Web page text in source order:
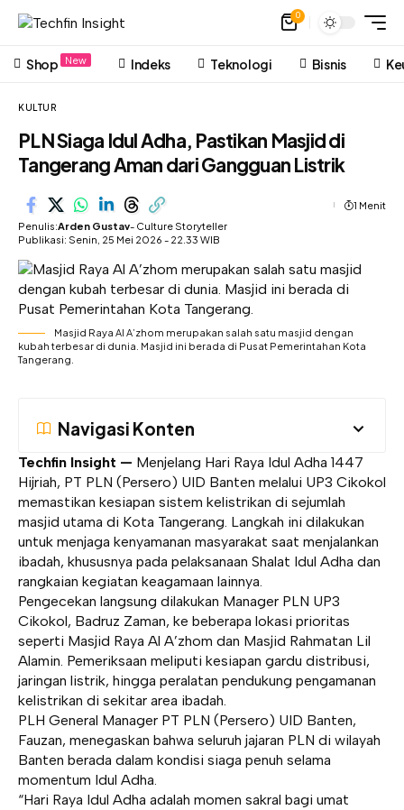
0
Shop New Indeks Teknologi Bisnis
KULTUR
PLN Siaga Idul Adha, Pastikan Masjid di
Tangerang Aman dari Gangguan Listrik
Penulis:Arden Gustav- Culture Storyteller
Publikasi: Senin, 25 Mei 2026 - 22.33 WIB
1 Menit
Masjid Raya Al A’zhom merupakan salah satu masjid dengan
kubah terbesar di dunia. Masjid ini berada di Pusat Pemerintahan Kota
Tangerang.
Navigasi Konten
Techfin Insight — Menjelang Hari Raya Idul Adha 1447
Hijriah, PT PLN (Persero) UID Banten melalui UP3 Cikokol
memastikan kesiapan sistem kelistrikan di sejumlah
masjid utama di Kota Tangerang. Langkah ini dilakukan
untuk menjaga kenyamanan masyarakat saat menjalankan
ibadah, khususnya pada pelaksanaan Shalat Idul Adha dan
rangkaian kegiatan keagamaan lainnya.
Pengecekan langsung dilakukan Manager PLN UP3
Cikokol, Badruz Zaman, ke beberapa lokasi prioritas
seperti Masjid Raya Al A’zhom dan Masjid Rahmatan Lil
Alamin. Pemeriksaan meliputi kesiapan gardu distribusi,
jaringan listrik, hingga peralatan pendukung pengamanan
kelistrikan di sekitar area ibadah.
PLH General Manager PT PLN (Persero) UID Banten,
Fauzan, menegaskan bahwa seluruh jajaran PLN di wilayah
Banten berada dalam kondisi siaga penuh selama
momentum Idul Adha.
“Hari Raya Idul Adha adalah momen sakral bagi umat